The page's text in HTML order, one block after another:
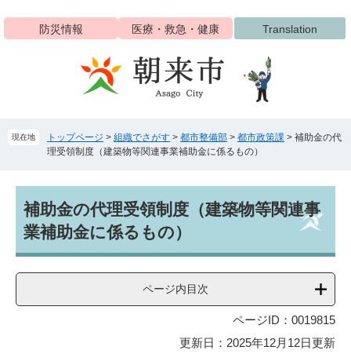
ジ
ュ
防災情報 医療・救急・健康 Translation
現在地 トップページ > 組織でさがす > 都市整備部 > 都市政策課 > 補助金の代
理受領制度（建築物等関連事業補助金に係るもの）
文補助金の代理受領制度（建築物等関連事
業補助金に係るもの）
ページ内目次
ページID：0019815
更新日：2025年12月12日更新